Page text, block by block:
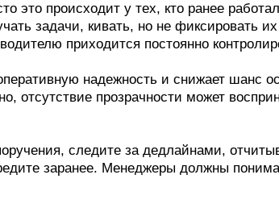
это происходит у тех, кто ранее
задачи, кивать, но не фиксировать
приходится постоянно
надежность и снижает шанс
отсутствие прозрачности может
следите за дедлайнами,
заранее. Менеджеры должны